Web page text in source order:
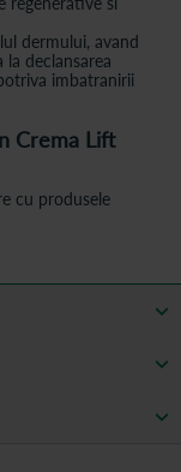
dermului, avand
declansarea
imbatranirii
Crema Lift
cu produsele